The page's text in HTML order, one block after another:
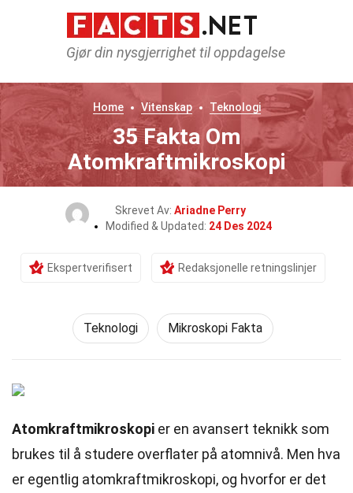
Gjør din nysgjerrighet til oppdagelse
Home Vitenskap Teknologi
35 Fakta Om
Atomkraftmikroskopi
Skrevet Av: Ariadne Perry
Modified & Updated: 24 Des 2024
Ekspertverifisert Redaksjonelle retningslinjer
Teknologi Mikroskopi Fakta
Atomkraftmikroskopi er en avansert teknikk som
brukes til å studere overflater på atomnivå. Men hva
er egentlig atomkraftmikroskopi, og hvorfor er det